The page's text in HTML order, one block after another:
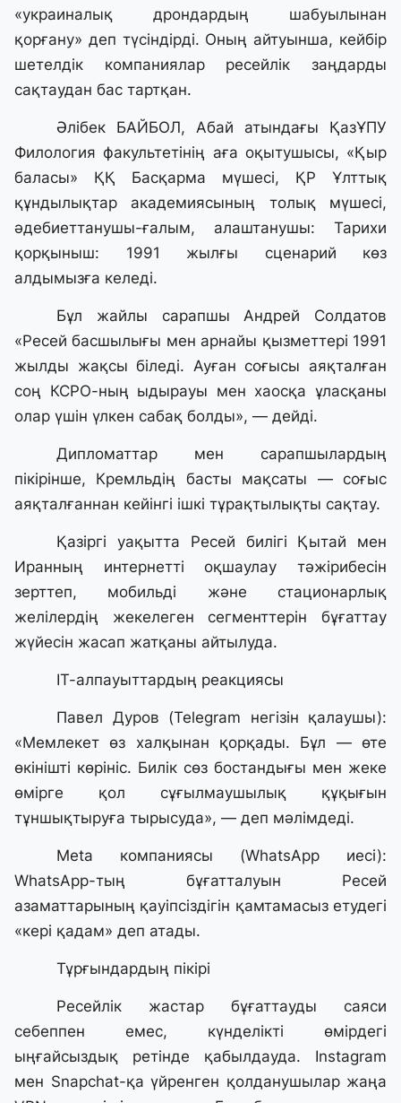
«украиналық дрондардың шабуылынан
қорғану» деп түсіндірді. Оның айтуынша, кейбір
шетелдік компаниялар ресейлік заңдарды
сақтаудан бас тартқан.
Әлібек БАЙБОЛ, Абай атындағы ҚазҰПУ
Филология факультетінің аға оқытушысы, «Қыр
баласы» ҚҚ Басқарма мүшесі, ҚР Ұлттық
құндылықтар академиясының толық мүшесі,
әдебиеттанушы-ғалым, алаштанушы: Тарихи
қорқыныш: 1991 жылғы сценарий көз
алдымызға келеді.
Бұл жайлы сарапшы Андрей Солдатов
«Ресей басшылығы мен арнайы қызметтері 1991
жылды жақсы біледі. Ауған соғысы аяқталған
соң КСРО-ның ыдырауы мен хаосқа ұласқаны
олар үшін үлкен сабақ болды», — дейді.
Дипломаттар мен сарапшылардың
пікірінше, Кремльдің басты мақсаты — соғыс
аяқталғаннан кейінгі ішкі тұрақтылықты сақтау.
Қазіргі уақытта Ресей билігі Қытай мен
Иранның интернетті оқшаулау тәжірибесін
зерттеп, мобильді және стационарлық
желілердің жекелеген сегменттерін бұғаттау
жүйесін жасап жатқаны айтылуда.
IT-алпауыттардың реакциясы
Павел Дуров (Telegram негізін қалаушы):
«Мемлекет өз халқынан қорқады. Бұл — өте
өкінішті көрініс. Билік сөз бостандығы мен жеке
өмірге қол сұғылмаушылық құқығын
тұншықтыруға тырысуда», — деп мәлімдеді.
Meta компаниясы (WhatsApp иесі):
WhatsApp-тың бұғатталуын Ресей
азаматтарының қауіпсіздігін қамтамасыз етудегі
«кері қадам» деп атады.
Тұрғындардың пікірі
Ресейлік жастар бұғаттауды саяси
себеппен емес, күнделікті өмірдегі
ыңғайсыздық ретінде қабылдауда. Instagram
мен Snapchat-қа үйренген қолданушылар жаңа